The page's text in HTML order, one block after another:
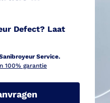
Defect? Laat
royeur Service.
100% garantie